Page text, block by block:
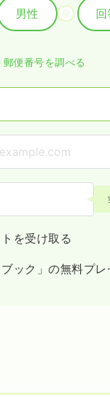
男性
郵便番号を調べる
を受け取る
ブック」の無料プ